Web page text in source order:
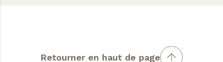
Retourner en haut de page